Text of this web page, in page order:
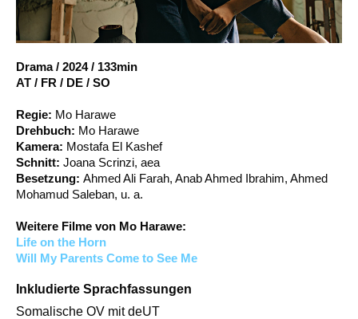
Suche
Drama / 2024 / 133min
AT / FR / DE / SO
Regie: Mo Harawe
Drehbuch: Mo Harawe
Kamera: Mostafa El Kashef
Schnitt: Joana Scrinzi, aea
Besetzung: Ahmed Ali Farah, Anab Ahmed Ibrahim, Ahmed
Mohamud Saleban, u. a.
Weitere Filme von Mo Harawe:
Life on the Horn
Will My Parents Come to See Me
Inkludierte Sprachfassungen
Somalische OV mit deUT